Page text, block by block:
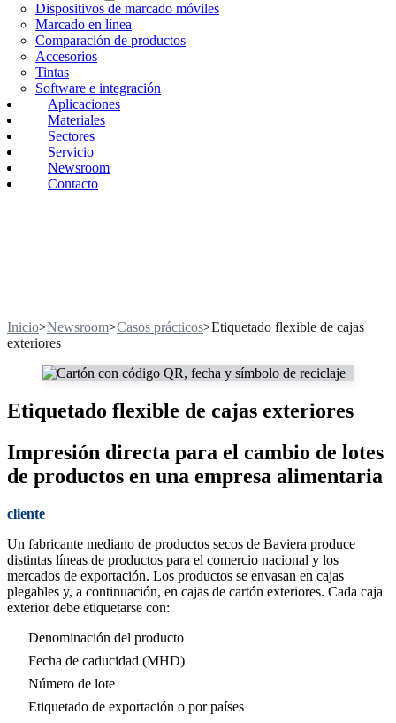
Dispositivos de marcado móviles
Marcado en línea
Comparación de productos
Accesorios
Tintas
Software e integración
Aplicaciones
Materiales
Sectores
Servicio
Newsroom
Contacto
Inicio>Newsroom>Casos prácticos>Etiquetado flexible de cajas
exteriores
Etiquetado flexible de cajas exteriores
Impresión directa para el cambio de lotes
de productos en una empresa alimentaria
cliente
Un fabricante mediano de productos secos de Baviera produce
distintas líneas de productos para el comercio nacional y los
mercados de exportación. Los productos se envasan en cajas
plegables y, a continuación, en cajas de cartón exteriores. Cada caja
exterior debe etiquetarse con:
Denominación del producto
Fecha de caducidad (MHD)
Número de lote
Etiquetado de exportación o por países